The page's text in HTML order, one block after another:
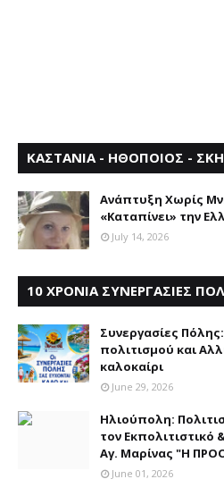
ΚΑΣΤΑΝΙΑ - ΗΘΟΠΟΙΟΣ -
Aνάπτυξη Xωρίς
«Καταπίνει» την
July 14, 2026
10 ΧΡΟΝΙΑ ΣΥΝΕΡΓΑΣΙΕΣ
Συνεργασίες
πολιτισμού και
καλοκαίρι
June 29, 2026
Ηλιούπολη:
τον Εκπολιτιστικό
Αγ. Μαρίνας "Η
June 01, 2026